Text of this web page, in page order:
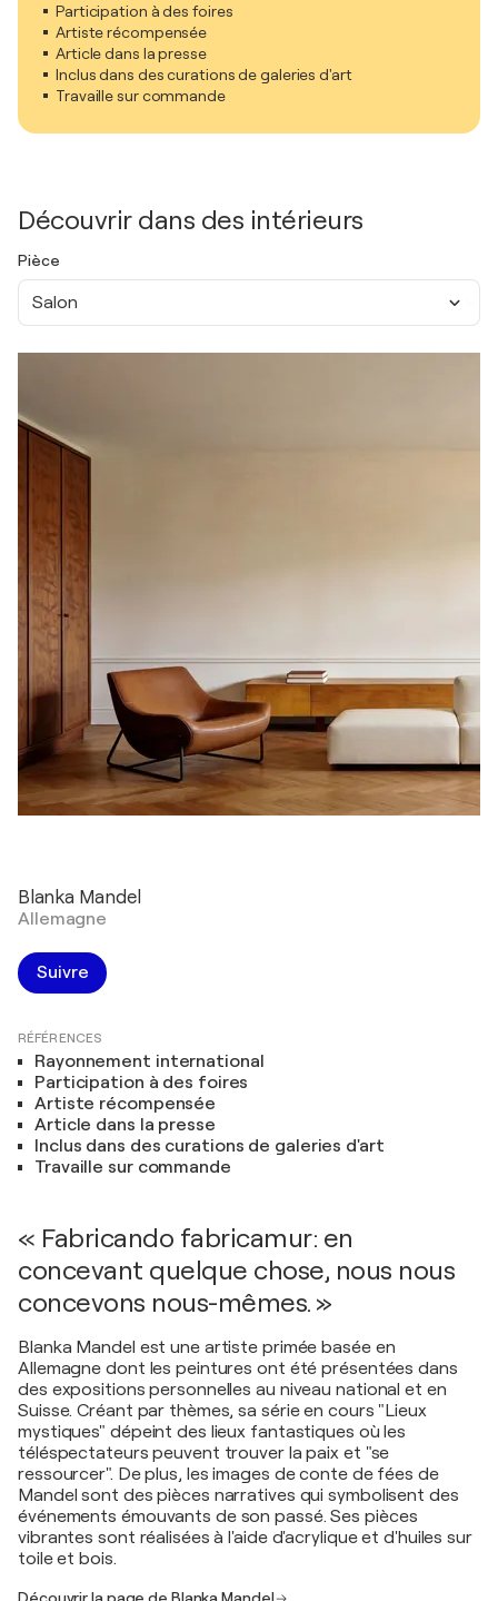
Participation à des foires
Artiste récompensée
Article dans la presse
Inclus dans des curations de galeries d'art
Travaille sur commande
Découvrir dans des intérieurs
Pièce
Salon
Blanka Mandel
Allemagne
Suivre
RÉFÉRENCES
Rayonnement international
Participation à des foires
Artiste récompensée
Article dans la presse
Inclus dans des curations de galeries d'art
Travaille sur commande
« Fabricando fabricamur: en
concevant quelque chose, nous nous
concevons nous-mêmes. »
Blanka Mandel est une artiste primée basée en
Allemagne dont les peintures ont été présentées dans
des expositions personnelles au niveau national et en
Suisse. Créant par thèmes, sa série en cours "Lieux
mystiques" dépeint des lieux fantastiques où les
téléspectateurs peuvent trouver la paix et "se
ressourcer". De plus, les images de conte de fées de
Mandel sont des pièces narratives qui symbolisent des
événements émouvants de son passé. Ses pièces
vibrantes sont réalisées à l'aide d'acrylique et d'huiles sur
toile et bois.